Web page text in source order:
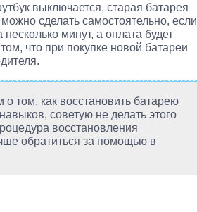
выключается, старая батарея
сделать самостоятельно, если
минут, а оплата будет
что при покупке новой батареи
том, как восстановить батарею
советую не делать этого
восстановления
обратиться за помощью в